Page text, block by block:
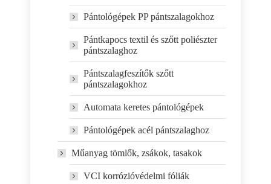
Pántológépek PP pántszalagokhoz
Pántkapocs textil és szőtt poliészter
pántszalaghoz
Pántszalagfeszítők szőtt
pántszalagokhoz
Automata keretes pántológépek
Pántológépek acél pántszalaghoz
Műanyag tömlők, zsákok, tasakok
VCI korrózióvédelmi fóliák